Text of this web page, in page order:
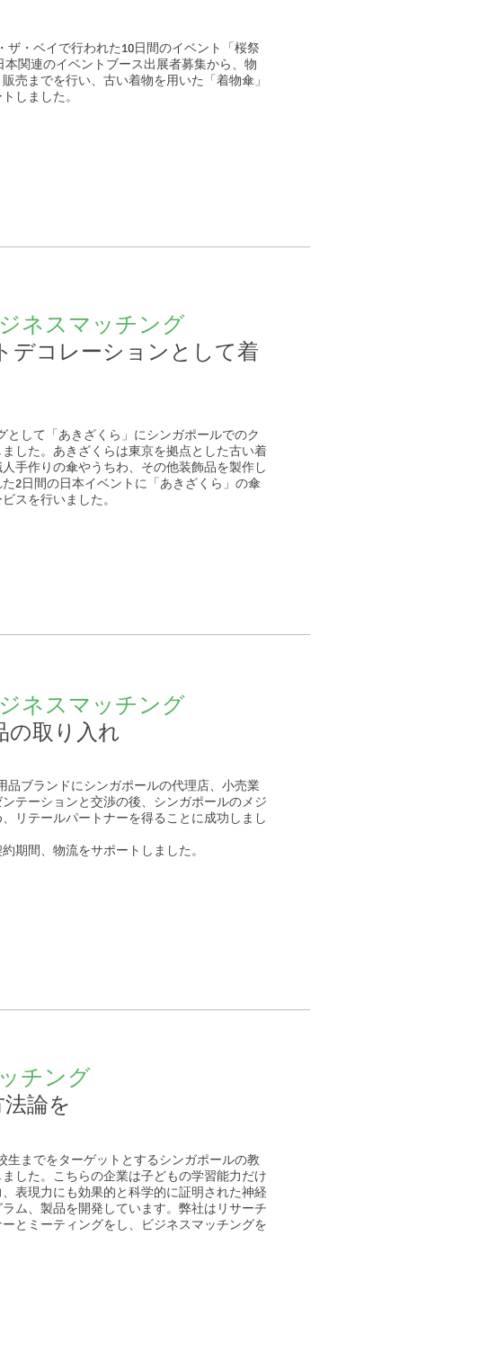
ザ・ベイで行われた10日間のイベント「桜祭
本関連のイベントブース出展者募集から、物
売までを行い、古い着物を用いた「着物傘」
しました。
ネスマッチング
デコレーションとして着
として「あきざくら」にシンガポールでのク
した。あきざくらは東京を拠点とした古い着
手作りの傘やうちわ、その他装飾品を製作し
2日間の日本イベントに「あきざくら」の傘
スを行いました。
ネスマッチング
の取り入れ
品ブランドにシンガポールの代理店、小売業
テーションと交渉の後、シンガポールのメジ
リテールパートナーを得ることに成功しまし
期間、物流をサポートしました。
チング
論を
生までをターゲットとするシンガポールの教
した。こちらの企業は子どもの学習能力だけ
表現力にも効果的と科学的に証明された神経
ム、製品を開発しています。弊社はリサーチ
とミーティングをし、ビジネスマッチングを